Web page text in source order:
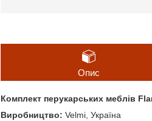
Опис
Комплект перукарських меблів
Виробництво: Velmi, Україна